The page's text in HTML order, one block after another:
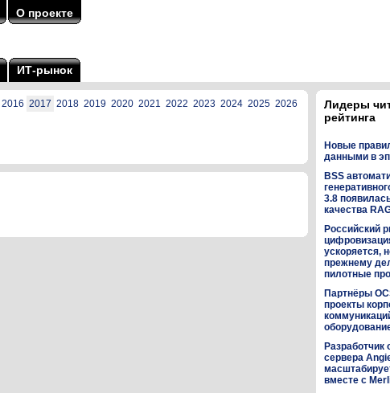
О проекте
ИТ-рынок
2016 2017 2018 2019 2020 2021 2022 2023 2024 2025 2026
Лидеры
рейтинга
Новые
данными в
BSS
3.8
качества
Российский
ускоряется,
прежнему
пилотные
Партнёры
проекты
Разработчик
сервера
вместе с